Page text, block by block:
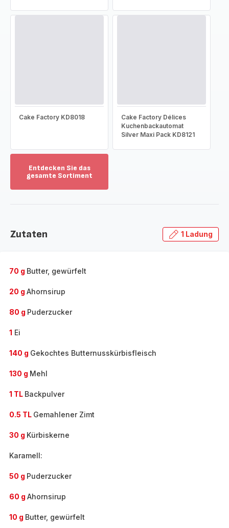
Cake Factory KD8018
Cake Factory Délices
Kuchenbackautomat
Silver Maxi Pack KD8121
Entdecken Sie das
gesamte Sortiment
das
Zutaten 1 Ladung
70 g Butter, gewürfelt
20 g Ahornsirup
80 g Puderzucker
1 Ei
140 g Gekochtes Butternusskürbisfleisch
130 g Mehl
1 TL Backpulver
0.5 TL Gemahlener Zimt
30 g Kürbiskerne
Karamell:
50 g Puderzucker
60 g Ahornsirup
10 g Butter, gewürfelt